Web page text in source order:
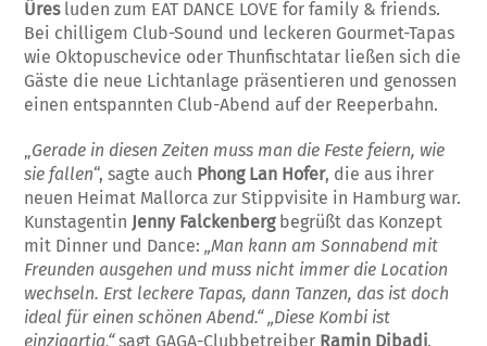
Üresluden zum EAT DANCE LOVE for family & friends.
Bei chilligem Club-Sound und leckeren Gourmet-Tapas
wie Oktopuschevice oder Thunfischtatar ließen sich die
Gäste die neue Lichtanlage präsentieren und genossen
einen entspannten Club-Abend auf der Reeperbahn.
„Gerade in diesen Zeiten muss man die Feste feiern, wie
sie fallen“, sagte auch Phong Lan Hofer, die aus ihrer
neuen Heimat Mallorca zur Stippvisite in Hamburg war.
Kunstagentin Jenny Falckenbergbegrüßt das Konzept
mit Dinner und Dance:„Man kann am Sonnabend mit
Freunden ausgehen und muss nicht immer die Location
wechseln. Erst leckere Tapas, dann Tanzen, das ist doch
ideal für einen schönen Abend.“ „Diese Kombi ist
einzigartig,“sagt GAGA-Clubbetreiber Ramin Dibadj.